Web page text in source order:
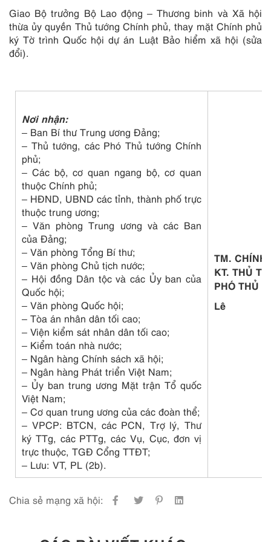
Giao Bộ trưởng Bộ Lao động – Thương binh và Xã hội
thừa ủy quyền Thủ tướng Chính phủ, thay mặt Chính phủ
ký Tờ trình Quốc hội dự án Luật Bảo hiểm xã hội (sửa
đổi).
Nơi nhận:
– Ban Bí thư Trung ương Đảng;
– Thủ tướng, các Phó Thủ tướng Chính
phủ;
– Các bộ, cơ quan ngang bộ, cơ quan
thuộc Chính phủ;
– HĐND, UBND các tỉnh, thành phố trực
thuộc trung ương;
– Văn phòng Trung ương và các Ban
của Đảng;
– Văn phòng Tổng Bí thư;
– Văn phòng Chủ tịch nước;
– Hội đồng Dân tộc và các Ủy ban của
Quốc hội;
– Văn phòng Quốc hội;
– Tòa án nhân dân tối cao;
– Viện kiểm sát nhân dân tối cao;
– Kiểm toán nhà nước;
– Ngân hàng Chính sách xã hội;
– Ngân hàng Phát triển Việt Nam;
– Ủy ban trung ương Mặt trận Tổ quốc
Việt Nam;
– Cơ quan trung ương của các đoàn thể;
– VPCP: BTCN, các PCN, Trợ lý, Thư
ký TTg, các PTTg, các Vụ, Cục, đơn vị
trực thuộc, TGĐ Cổng TTĐT;
– Lưu: VT, PL (2b).
TM. CHÍNH
KT. THỦ
PHÓ THỦ
Lê
Chia sẻ mạng xã hội: